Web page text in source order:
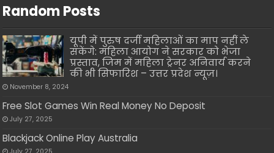
Random Posts
यूपी में पुरुष दर्जी महिलाओं का माप नहीं ले
सकेंगे: महिला आयोग ने सरकार को भेजा
प्रस्ताव, जिम में महिला ट्रेनर अनिवार्य करने
की भी सिफारिश – उत्तर प्रदेश न्यूज़।
November 8, 2024
Free Slot Games Win Real Money No Deposit
July 27, 2025
Blackjack Online Play Australia